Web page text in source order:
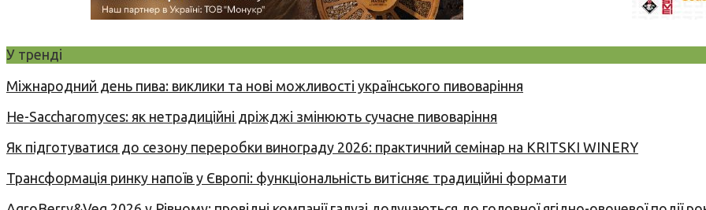
У тренді
Міжнародний день пива: виклики та нові можливості українського пивоваріння
Не-Saccharomyces: як нетрадиційні дріжджі змінюють сучасне пивоваріння
Як підготуватися до сезону переробки винограду 2026: практичний семінар на KRITSKI WINERY
Трансформація ринку напоїв у Європі: функціональність витісняє традиційні формати